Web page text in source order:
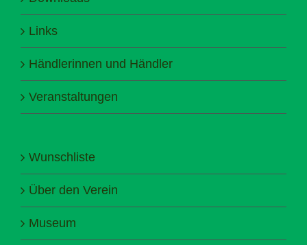
Links
Händlerinnen und Händler
Veranstaltungen
Wunschliste
Über den Verein
Museum